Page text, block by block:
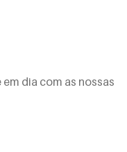
dia com as nossas